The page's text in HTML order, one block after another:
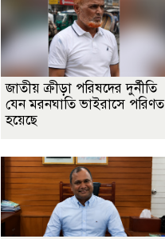
জাতীয় ক্রীড়া পরিষদের দুর্নীতি
যেন মরনঘাতি ভাইরাসে পরিণত
হয়েছে